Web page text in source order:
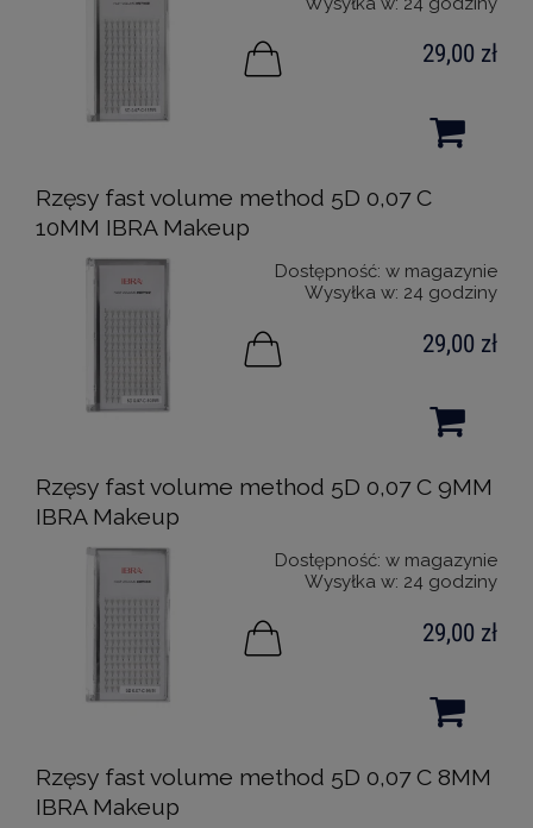
29,00 zł
Rzęsy fast volume method 5D 0,07 C
10MM IBRA Makeup
Dostępność: w magazynie
Wysyłka w: 24 godziny
29,00 zł
Rzęsy fast volume method 5D 0,07 C 9MM
IBRA Makeup
Dostępność: w magazynie
Wysyłka w: 24 godziny
29,00 zł
Rzęsy fast volume method 5D 0,07 C 8MM
IBRA Makeup